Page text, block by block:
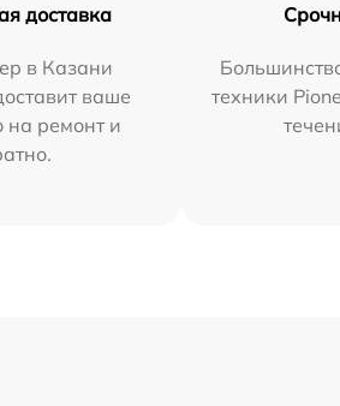
доставка
в Казани
ваше
на ремонт и
техники